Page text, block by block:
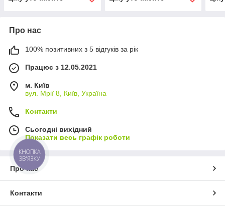
Про нас
100% позитивних з 5 відгуків за рік
Працює з 12.05.2021
м. Київ
вул. Мрії 8, Київ, Україна
Контакти
Сьогодні вихідний
Показати весь графік роботи
Про нас
Контакти
КНОПКА
ЗВ'ЯЗКУ